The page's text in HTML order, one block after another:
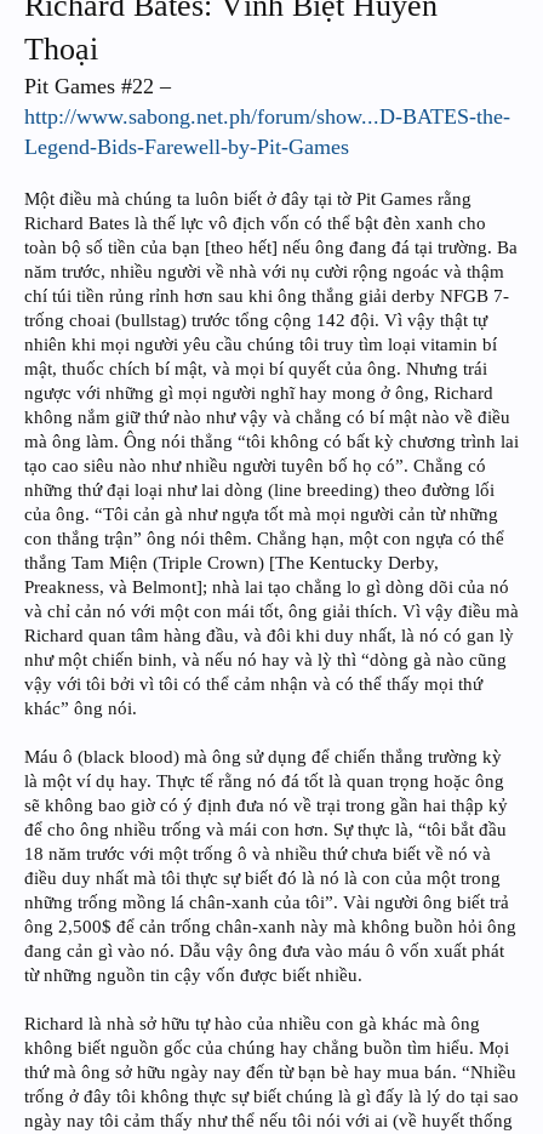
Thoại
Pit Games #22 –
http://www.sabong.net.ph/forum/show...D-BATES-the-
Legend-Bids-Farewell-by-Pit-Games
Một điều mà chúng ta luôn biết ở đây tại tờ Pit Games rằng
Richard Bates là thế lực vô địch vốn có thể bật đèn xanh cho
toàn bộ số tiền của bạn [theo hết] nếu ông đang đá tại trường. Ba
năm trước, nhiều người về nhà với nụ cười rộng ngoác và thậm
chí túi tiền rủng rỉnh hơn sau khi ông thắng giải derby NFGB 7-
trống choai (bullstag) trước tổng cộng 142 đội. Vì vậy thật tự
nhiên khi mọi người yêu cầu chúng tôi truy tìm loại vitamin bí
mật, thuốc chích bí mật, và mọi bí quyết của ông. Nhưng trái
ngược với những gì mọi người nghĩ hay mong ở ông, Richard
không nắm giữ thứ nào như vậy và chẳng có bí mật nào về điều
mà ông làm. Ông nói thẳng “tôi không có bất kỳ chương trình lai
tạo cao siêu nào như nhiều người tuyên bố họ có”. Chẳng có
những thứ đại loại như lai dòng (line breeding) theo đường lối
của ông. “Tôi cản gà như ngựa tốt mà mọi người cản từ những
con thắng trận” ông nói thêm. Chẳng hạn, một con ngựa có thể
thắng Tam Miện (Triple Crown) [The Kentucky Derby,
Preakness, và Belmont]; nhà lai tạo chẳng lo gì dòng dõi của nó
và chỉ cản nó với một con mái tốt, ông giải thích. Vì vậy điều mà
Richard quan tâm hàng đầu, và đôi khi duy nhất, là nó có gan lỳ
như một chiến binh, và nếu nó hay và lỳ thì “dòng gà nào cũng
vậy với tôi bởi vì tôi có thể cảm nhận và có thể thấy mọi thứ
khác” ông nói.
Máu ô (black blood) mà ông sử dụng để chiến thắng trường kỳ
là một ví dụ hay. Thực tế rằng nó đá tốt là quan trọng hoặc ông
sẽ không bao giờ có ý định đưa nó về trại trong gần hai thập kỷ
để cho ông nhiều trống và mái con hơn. Sự thực là, “tôi bắt đầu
18 năm trước với một trống ô và nhiều thứ chưa biết về nó và
điều duy nhất mà tôi thực sự biết đó là nó là con của một trong
những trống mồng lá chân-xanh của tôi”. Vài người ông biết trả
ông 2,500$ để cản trống chân-xanh này mà không buồn hỏi ông
đang cản gì vào nó. Dẫu vậy ông đưa vào máu ô vốn xuất phát
từ những nguồn tin cậy vốn được biết nhiều.
Richard là nhà sở hữu tự hào của nhiều con gà khác mà ông
không biết nguồn gốc của chúng hay chẳng buồn tìm hiểu. Mọi
thứ mà ông sở hữu ngày nay đến từ bạn bè hay mua bán. “Nhiều
trống ở đây tôi không thực sự biết chúng là gì đấy là lý do tại sao
ngày nay tôi cảm thấy như thể nếu tôi nói với ai (về huyết thống